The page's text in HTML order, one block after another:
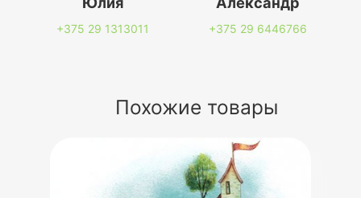
+375 29 1313011 +375 29 6446766
Похожие товары